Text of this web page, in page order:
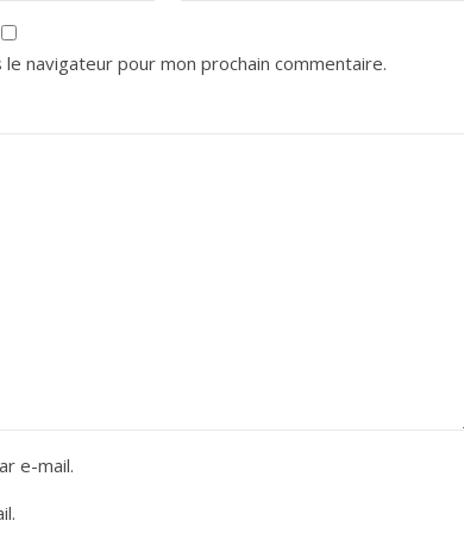
navigateur pour mon prochain commentaire.
e-mail.